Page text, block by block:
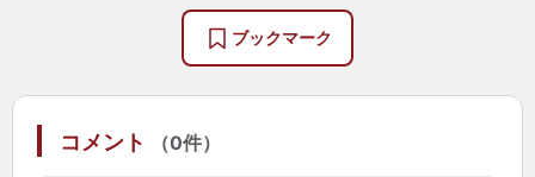
のキャラを強化したり武器を強化していく事によっ
て倒していく事ができます。ダンジョンに潜ったり
アモルファスというガチャをする為のアイテムを集
めてキャラの解放、武器の解放ができますが無課金
ブックマーク
コメント （0件）